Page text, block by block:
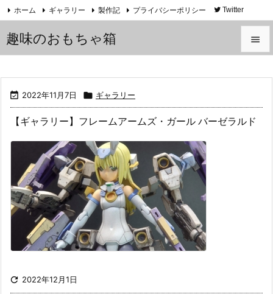
趣味のおもちゃ箱 
メニュ
サイド

ホーム ギャラリー 製作記 プライバシーポリシー Twitter
 2022年11月7日  ギャラリー
【ギャラリー】フレームアームズ・ガール バーゼラルド
 2022年12月1日